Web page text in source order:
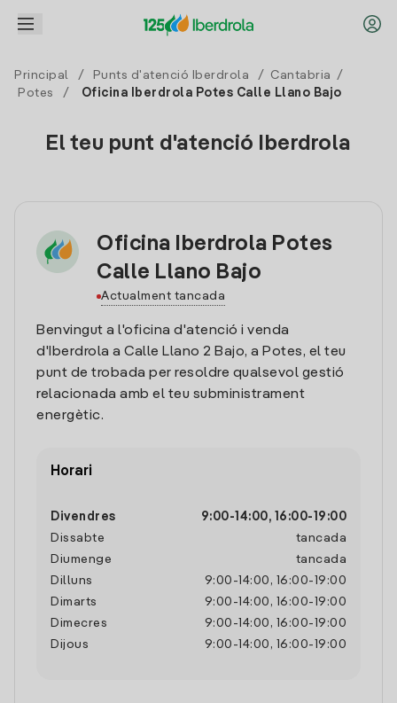
Principal / Punts d'atenció Iberdrola / Cantabria
/
Potes
/ Oficina Iberdrola Potes Calle Llano Bajo
El teu punt d'atenció Iberdrola
Oficina Iberdrola Potes
Calle Llano Bajo
Actualment tancada
Benvingut a l'oficina d'atenció i venda
d'Iberdrola a Calle Llano 2 Bajo, a Potes, el teu
punt de trobada per resoldre qualsevol gestió
relacionada amb el teu subministrament
energètic.
Horari
Divendres 9:00- 14:00, 16:00- 19:00
Dissabte
tancada
Diumenge
tancada
Dilluns
9:00 - 14:00 , 16:00- 19:00
Dimarts
9:00 - 14:00 , 16:00- 19:00
Dimecres
9:00 - 14:00 , 16:00- 19:00
Dijous
9:00 - 14:00 , 16:00- 19:00